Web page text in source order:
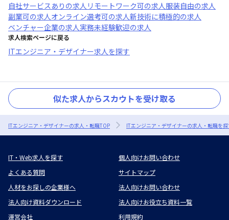
自社サービスあり の求人 リモートワーク可の求人服装自由の求人
副業可の求人オンライン選考可の求人新技術に積極的の求人
ベンチャー企業の求人実務未経験歓迎の求人
求人検索ページに戻る
ITエンジニア・デザイナー求人を探す
似た求人からスカウトを受け取る
ITエンジニア・デザイナーの求人・転職TOP ITエンジニア・デザイナーの求人・転職を
IT・Web求人を探す
個人向けお問い合わせ
よくある質問
サイトマップ
人材をお探しの企業様へ
法人向けお問い合わせ
法人向け資料ダウンロード
法人向けお役立ち資料一覧
運営会社
利用規約